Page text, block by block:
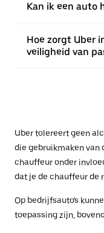
Kan ik een auto
Hoe zorgt Uber
veiligheid van
Uber tolereert geen
die gebruikmaken van
chauffeur onder
dat je de chauffeur de
Op bedrijfsauto's
toepassing zijn,